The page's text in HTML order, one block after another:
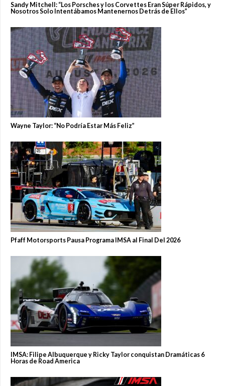
Sandy Mitchell: “Los Porsches y los Corvettes Eran Súper Rápidos, y
Nosotros Solo Intentábamos Mantenernos Detrás de Ellos”
Wayne Taylor: “No Podría Estar Más Feliz”
Pfaff Motorsports Pausa Programa IMSA al Final Del 2026
IMSA: Filipe Albuquerque y Ricky Taylor conquistan Dramáticas 6
Horas de Road America